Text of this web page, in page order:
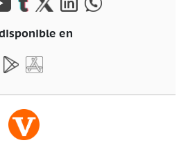
en